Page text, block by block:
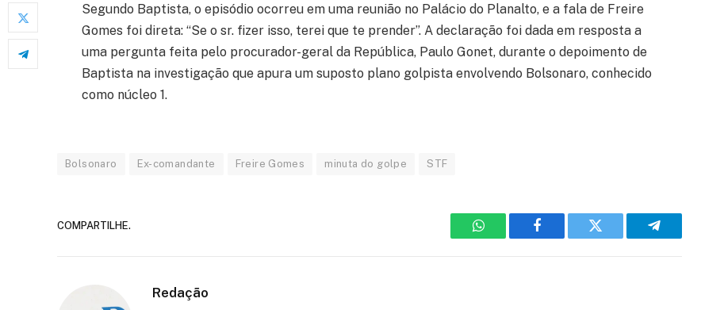
Segundo Baptista, o episódio ocorreu em uma reunião no Palácio do Planalto, e a fala de Freire
Gomes foi direta: “Se o sr. fizer isso, terei que te prender”. A declaração foi dada em resposta a
uma pergunta feita pelo procurador-geral da República, Paulo Gonet, durante o depoimento de
Baptista na investigação que apura um suposto plano golpista envolvendo Bolsonaro, conhecido
como núcleo 1.
Bolsonaro Ex-comandante Freire Gomes minuta do golpe STF
COMPARTILHE.
WhatsAppFacebook Twitter Telegram
Redação